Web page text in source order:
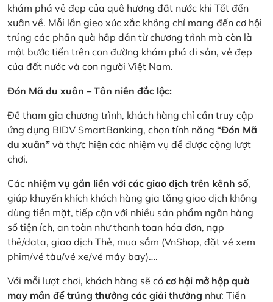
khám phá vẻ đẹp của quê hương đất nước khi Tết đến
xuân về. Mỗi lần gieo xúc xắc không chỉ mang đến cơ hội
trúng các phần quà hấp dẫn từ chương trình mà còn là
một bước tiến trên con đường khám phá di sản, vẻ đẹp
của đất nước và con người Việt Nam.
Đón Mã du xuân – Tân niên đắc lộc:
Để tham gia chương trình, khách hàng chỉ cần truy cập
ứng dụng BIDV SmartBanking, chọn tính năng “Đón Mã
du xuân” và thực hiện các nhiệm vụ để được cộng lượt
chơi.
Các nhiệm vụ gắn liền với các giao dịch trên kênh số,
giúp khuyến khích khách hàng gia tăng giao dịch không
dùng tiền mặt, tiếp cận với nhiều sản phẩm ngân hàng
số tiện ích, an toàn như thanh toan hóa đơn, nạp
thẻ/data, giao dịch Thẻ, mua sắm (VnShop, đặt vé xem
phim/vé tàu/vé xe/vé máy bay)….
Với mỗi lượt chơi, khách hàng sẽ có cơ hội mở hộp quà
may mắn để trúng thưởng các giải thưởng như: Tiền